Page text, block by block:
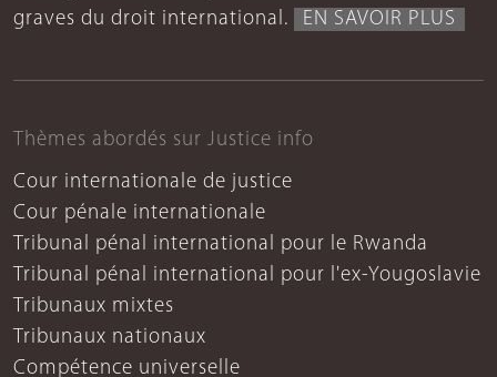
graves du droit international.
EN SAVOIR PLUS
Thèmes abordés sur Justice info
Cour internationale de justice
Cour pénale internationale
Tribunal pénal international pour le Rwanda
Tribunal pénal international pour l'ex-Yougoslavie
Tribunaux mixtes
Tribunaux nationaux
Compétence universelle